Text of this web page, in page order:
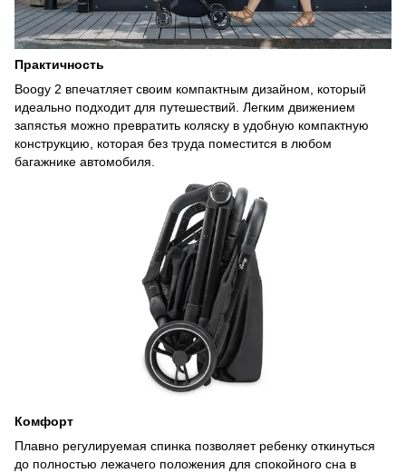
Практичность
Boogy 2 впечатляет своим компактным дизайном, который
идеально подходит для путешествий. Легким движением
запястья можно превратить коляску в удобную компактную
конструкцию, которая без труда поместится в любом
багажнике автомобиля.
Комфорт
Плавно регулируемая спинка позволяет ребенку откинуться
до полностью лежачего положения для спокойного сна в